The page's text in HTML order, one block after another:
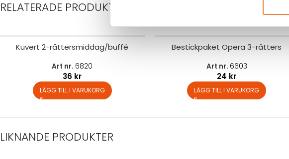
RELATERADE PRODUKTER
Kuvert 2-rättersmiddag/buffé
Art nr. 6820
36 kr
LÄGG TILL I VARUKORG
Bestickpaket Opera 3-rätters
Art nr. 6603
24 kr
LÄGG TILL I VARUKORG
LIKNANDE PRODUKTER